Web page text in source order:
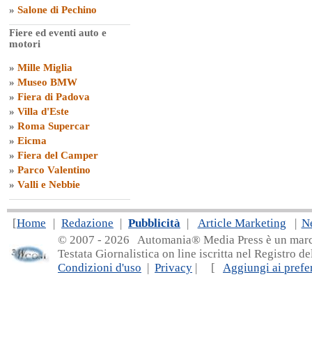
» Salone di Pechino
Fiere ed eventi auto e
motori
» Mille Miglia
» Museo BMW
» Fiera di Padova
» Villa d'Este
» Roma Supercar
» Eicma
» Fiera del Camper
» Parco Valentino
» Valli e Nebbie
[Home | Redazione | Pubblicità | Article Marketing |
© 2007 - 2026 Automania® Media Press è un
Testata Giornalistica on line iscritta nel Registro
Condizioni d'uso | Privacy | [ Aggiungi ai